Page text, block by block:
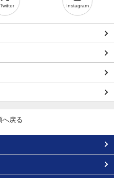
Twitter Instagram
へ戻る